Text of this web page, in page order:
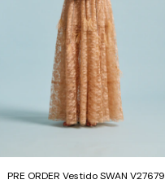
PRE ORDER Vestido SWAN V27679